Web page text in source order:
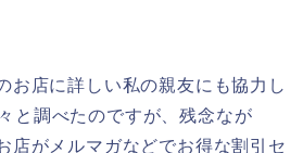
お店に詳しい私の親友にも協力し
と調べたのですが、残念なが
店がメルマガなどでお得な割引セ